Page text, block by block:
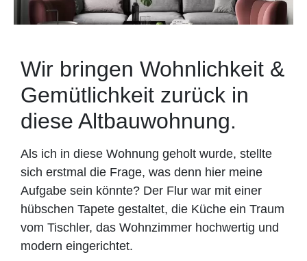
Wir bringen Wohnlichkeit &
Gemütlichkeit zurück in
diese Altbauwohnung.
Als ich in diese Wohnung geholt wurde, stellte
sich erstmal die Frage, was denn hier meine
Aufgabe sein könnte? Der Flur war mit einer
hübschen Tapete gestaltet, die Küche ein Traum
vom Tischler, das Wohnzimmer hochwertig und
modern eingerichtet.